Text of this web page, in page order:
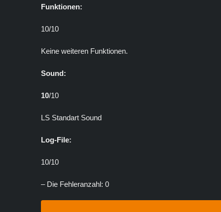
Funktionen:
10/10
Keine weiteren Funktionen.
Sound:
10/10
LS Standart Sound
Log-File:
10/10
– Die Fehleranzahl: 0